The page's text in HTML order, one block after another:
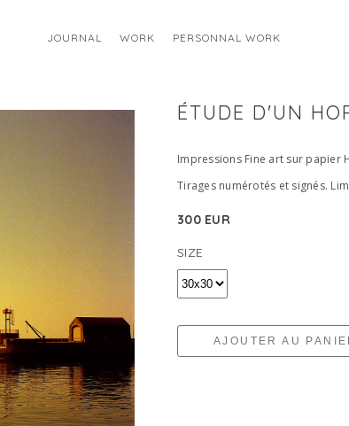
JOURNAL WORK PERSONNAL WORK
ÉTUDE D'UN
Impressions Fine art sur papier
Tirages numérotés et signés.
300 EUR
SIZE
AJOUTER AU